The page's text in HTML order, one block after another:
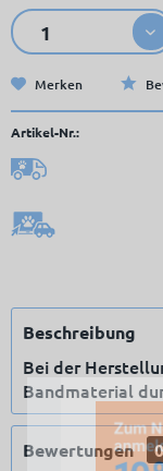
Merken
Artikel-Nr.:
Beschreibung
Bei der
Bandmaterial
Bewertungen 0